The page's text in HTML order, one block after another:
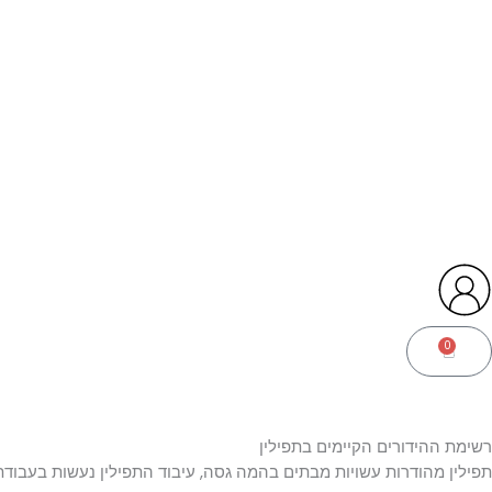
0
עגלת
קניות
רשימת ההידורים הקיימים בתפילין
תפילין מהודרות עשויות מבתים בהמה גסה, עיבוד התפילין נעשות